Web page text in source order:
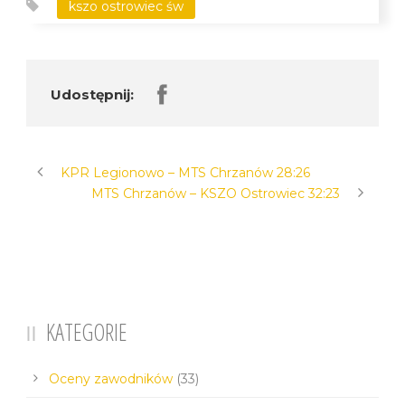
kszo ostrowiec św
Udostępnij:
KPR Legionowo – MTS Chrzanów 28:26
MTS Chrzanów – KSZO Ostrowiec 32:23
KATEGORIE
Oceny zawodników (33)